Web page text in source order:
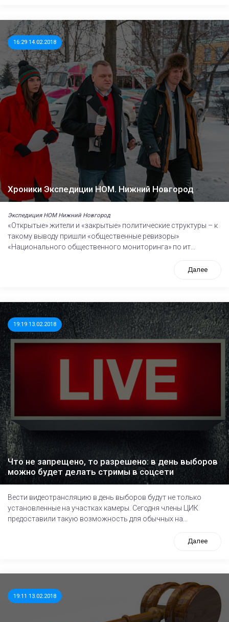
16:29 14.02.2018
Хроники Экспедиции НОМ. Нижний Новгород
Экспедиция НОМ Нижний Новгород
«Открытые» жители и «закрытые» политические структуры – к
такому выводу пришли «общественные ревизоры»
«Национального общественного мониторинга» по ит...
Далее
19:19 13.02.2018
Что не запрещено, то разрешено: в день выборов
можно будет делать стримы в соцсети
Вести видеотрансляцию в день выборов будут не только
установленные на участках камеры. Сегодня члены ЦИК
предоставили такую возможность для обычных на...
Далее
19:11 13.02.2018